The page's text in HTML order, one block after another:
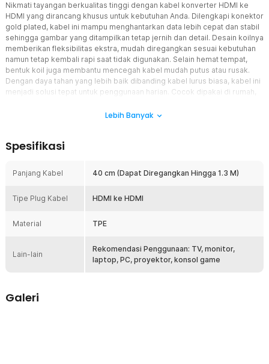
Nikmati tayangan berkualitas tinggi dengan kabel konverter HDMI ke
HDMI yang dirancang khusus untuk kebutuhan Anda. Dilengkapi konektor
gold plated, kabel ini mampu menghantarkan data lebih cepat dan stabil
sehingga gambar yang ditampilkan tetap jernih dan detail. Desain koilnya
memberikan fleksibilitas ekstra, mudah diregangkan sesuai kebutuhan
namun tetap kembali rapi saat tidak digunakan. Selain hemat tempat,
bentuk koil juga membantu mencegah kabel mudah putus atau rusak.
Dengan daya tahan yang lebih baik dibanding kabel lurus biasa, kabel ini
menjadi solusi tepat untuk penggunaan harian. Cocok dipakai di rumah,
Mendukung Resolusi HD
visual yang lebih tajam dan jelas. Sangat cocok digunakan untuk
menonton film, presentasi, atau bermain game. Transmisi data yang
Bagian plug HDMI dilapisi gold plated yang berfungsi meningkatkan
digunakan dalam jangka panjang.
kembali ke bentuk semula setelah dilepas. Hal ini membuat area
kerja atau meja TV terlihat lebih rapi. Selain itu, desain spiral
Lebih Banyak
Spesifikasi
Panjang Kabel 40 cm (Dapat Diregangkan Hingga 1.3 M)
Tipe Plug Kabel HDMI ke HDMI
Material TPE
Lain-lain
Rekomendasi Penggunaan: TV, monitor,
laptop, PC, proyektor, konsol game
Galeri